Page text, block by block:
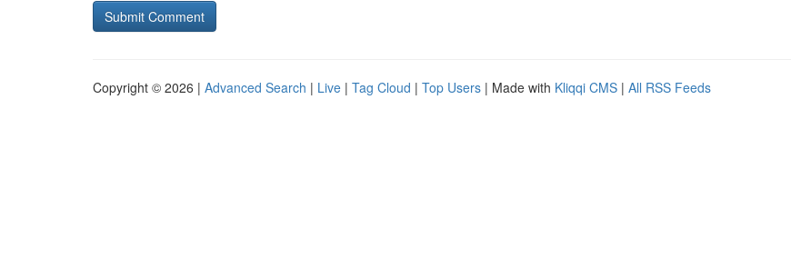
Copyright © 2026 | Advanced Search | Live | Tag Cloud | Top Users | Made with Kliqqi CMS | All RSS Feeds